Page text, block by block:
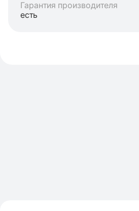
Гарантия производителя
есть